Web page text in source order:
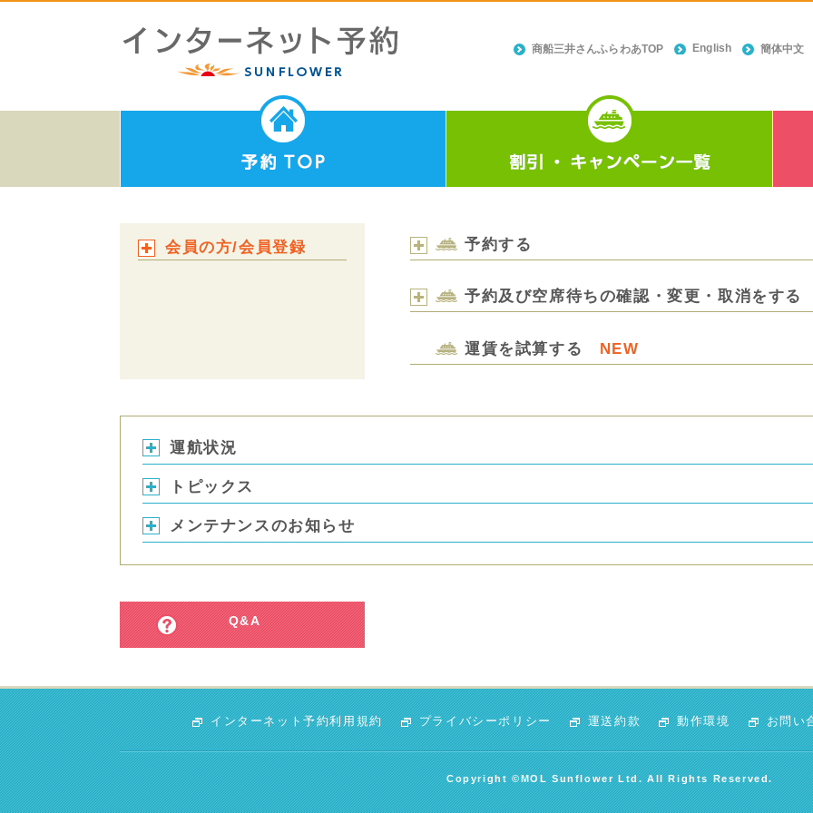
商船三井さんふらわあTOP English 簡体中文
会員の方/会員登録 予約する
予約及び空席待ちの確認・変更・取消をする
運賃を試算する NEW
運航状況
トピックス
メンテナンスのお知らせ
Q&A
インターネット予約利用規約 プライバシーポリシー 運送約款 動作環境 お問い
Copyright ©MOL Sunflower Ltd. All Rights Reserved.